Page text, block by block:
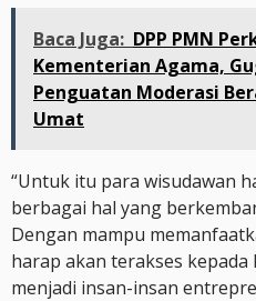
Baca Juga: DPP PMN
Kementerian Agama,
Penguatan Moderasi
Umat
“Untuk itu para wisudawan
berbagai hal yang
Dengan mampu
harap akan terakses
menjadi insan-insan